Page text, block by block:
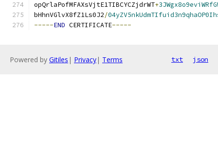
opQrlaPofMFAXsVjtE1TIBCYCZjdrWT+
bHhnVGlvX8fZ1Ls0J2/
-----END CERTIFICATE-----
Powered by Gitiles | Privacy| Terms txt json